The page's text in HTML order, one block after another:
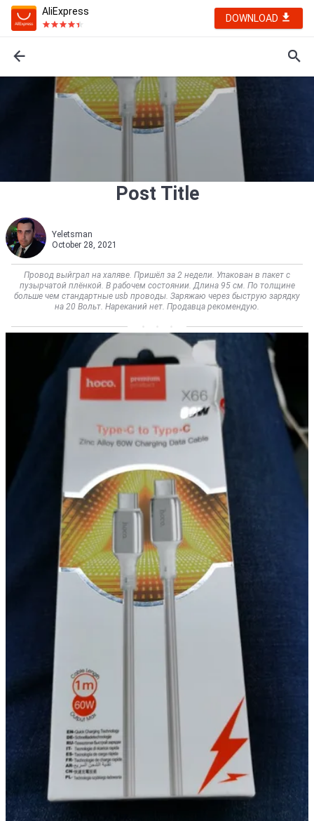
AliExpress
DOWNLOAD
Post Title
Yeletsman
October 28, 2021
Провод выйграл на халяве. Пришёл за 2 недели. Упакован в пакет с
пузырчатой плёнкой. В рабочем состоянии. Длина 95 см. По толщине
больше чем стандартные usb проводы. Заряжаю через быструю зарядку
на 20 Вольт. Нареканий нет. Продавца рекомендую.